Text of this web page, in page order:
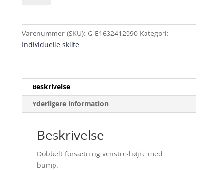
med
Varenummer (SKU): G-E1632412090 Kategori:
Individuelle skilte
Beskrivelse
Yderligere information
Beskrivelse
Dobbelt forsætning venstre-højre med
bump.